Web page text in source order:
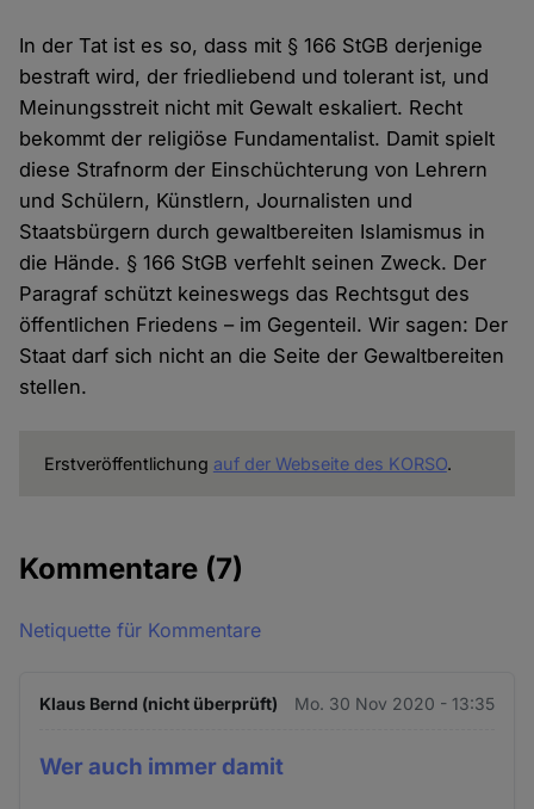
In der Tat ist es so, dass mit § 166 StGB derjenige
bestraft wird, der friedliebend und tolerant ist, und
Meinungsstreit nicht mit Gewalt eskaliert. Recht
bekommt der religiöse Fundamentalist. Damit spielt
diese Strafnorm der Einschüchterung von Lehrern
und Schülern, Künstlern, Journalisten und
Staatsbürgern durch gewaltbereiten Islamismus in
die Hände. § 166 StGB verfehlt seinen Zweck. Der
Paragraf schützt keineswegs das Rechtsgut des
öffentlichen Friedens – im Gegenteil. Wir sagen: Der
Staat darf sich nicht an die Seite der Gewaltbereiten
stellen.
Erstveröffentlichung auf der Webseite des KORSO.
Kommentare (7)
Netiquette für Kommentare
Klaus Bernd (nicht überprüft) Mo. 30 Nov 2020 - 13:35
Wer auch immer damit